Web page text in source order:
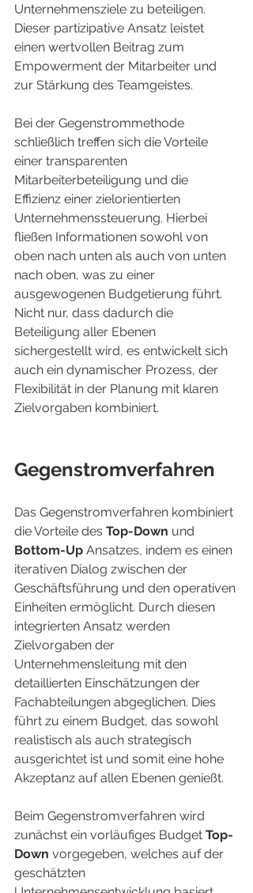
Unternehmensziele zu beteiligen.
Dieser partizipative Ansatz leistet
einen wertvollen Beitrag zum
Empowerment der Mitarbeiter und
zur Stärkung des Teamgeistes.
Bei der Gegenstrommethode
schließlich treffen sich die Vorteile
einer transparenten
Mitarbeiterbeteiligung und die
Effizienz einer zielorientierten
Unternehmenssteuerung. Hierbei
fließen Informationen sowohl von
oben nach unten als auch von unten
nach oben, was zu einer
ausgewogenen Budgetierung führt.
Nicht nur, dass dadurch die
Beteiligung aller Ebenen
sichergestellt wird, es entwickelt sich
auch ein dynamischer Prozess, der
Flexibilität in der Planung mit klaren
Zielvorgaben kombiniert.
Gegenstromverfahren
Das Gegenstromverfahren kombiniert
die Vorteile des Top-Down und
Bottom-Up Ansatzes, indem es einen
iterativen Dialog zwischen der
Geschäftsführung und den operativen
Einheiten ermöglicht. Durch diesen
integrierten Ansatz werden
Zielvorgaben der
Unternehmensleitung mit den
detaillierten Einschätzungen der
Fachabteilungen abgeglichen. Dies
führt zu einem Budget, das sowohl
realistisch als auch strategisch
ausgerichtet ist und somit eine hohe
Akzeptanz auf allen Ebenen genießt.
Beim Gegenstromverfahren wird
zunächst ein vorläufiges Budget Top-
Down vorgegeben, welches auf der
geschätzten